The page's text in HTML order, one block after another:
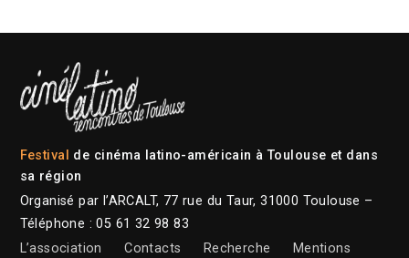
Festival de cinéma latino-américain à Toulouse et dans
sa région
Organisé par l’ARCALT, 77 rue du Taur, 31000 Toulouse –
Téléphone : 05 61 32 98 83
L’association
Contacts Recherche
Mentions